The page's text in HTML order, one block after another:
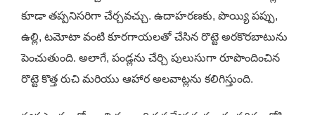
కూడా తప్పనిసరిగా చేర్చవచ్చు. ఉదాహరణకు, పొయ్యి పప్పు,
ఉల్లి, టమోటా వంటి కూరగాయలతో చేసిన రొట్టె అరకొరబాటును
పెంచుతుంది. అలాగే, పండ్లను చేర్చి పులుసుగా రూపొందించిన
రొట్టె కొత్త రుచి మరియు ఆహార అలవాట్లను కలిగిస్తుంది.